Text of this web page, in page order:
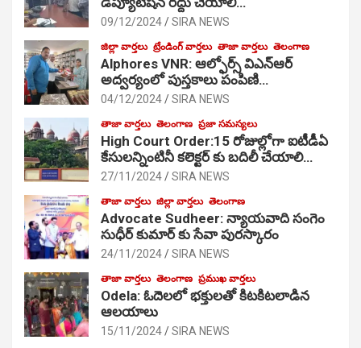
09/12/2024 SIRA NEWS
జిల్లా వార్తలు ట్రేండింగ్ వార్తలు తాజా వార్తలు తెలంగాణ
Alphores VNR: ఆల్ఫోర్స్ విఎన్ఆర్
అద్వర్యంలో పుస్తకాలు పంపిణి…
04/12/2024 SIRA NEWS
తాజా వార్తలు తెలంగాణ ప్రజా సమస్యలు
High Court Order:15 రోజుల్లోగా ఐటీడీఏ
కేసులన్నింటినీ కలెక్టర్ కు బదిలీ చేయాలి…
27/11/2024 SIRA NEWS
తాజా వార్తలు జిల్లా వార్తలు తెలంగాణ
Advocate Sudheer: న్యాయవాది సంగెం
సుధీర్ కుమార్ కు సేవా పురస్కారం
24/11/2024 SIRA NEWS
తాజా వార్తలు తెలంగాణ ప్రముఖ వార్తలు
Odela: ఓదెల‌లో భక్తులతో కిటకిటలాడిన
ఆల‌యాలు
15/11/2024 SIRA NEWS